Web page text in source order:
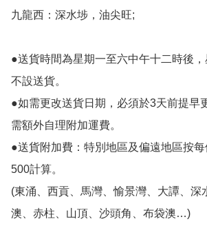
九龍西：深水埗，油尖旺;
●送貨時間為星期一至六中午十二時後
不設送貨。
●如需更改送貨日期，必須於3天前提早
需額外自理附加運費。
●送貨附加費：特別地區及偏遠地區按
500計算。
(東涌、西貢、馬灣、愉景灣、大譚、深
澳、赤柱、山頂、沙頭角、布袋澳…)